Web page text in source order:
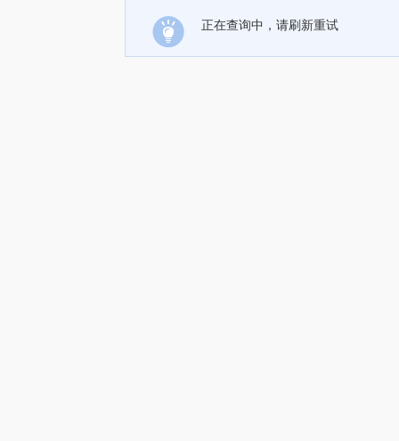
正在查询中，请刷新重试